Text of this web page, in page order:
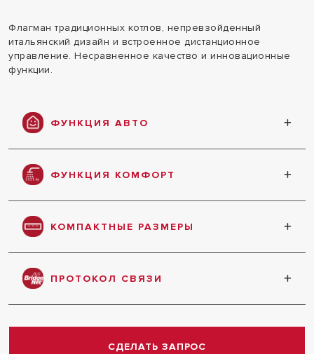
Флагман традиционных котлов, непревзойденный
итальянский дизайн и встроенное дистанционное
управление. Несравненное качество и инновационные
функции.
ФУНКЦИЯ АВТО
Погодозависимая автоматика обеспечивает
максимальный комфорт, экономию
энергоресурсов и простоту эксплуатации
ФУНКЦИЯ КОМФОРТ
Ускоренная подача горячей воды менее чем за
5 секунд
КОМПАКТНЫЕ РАЗМЕРЫ
Небольшие размеры котла позволяют легко
установить его в ограниченном пространстве
ПРОТОКОЛ СВЯЗИ
Надёжный протокол связи позволяет соединить
СДЕЛАТЬ ЗАПРОС